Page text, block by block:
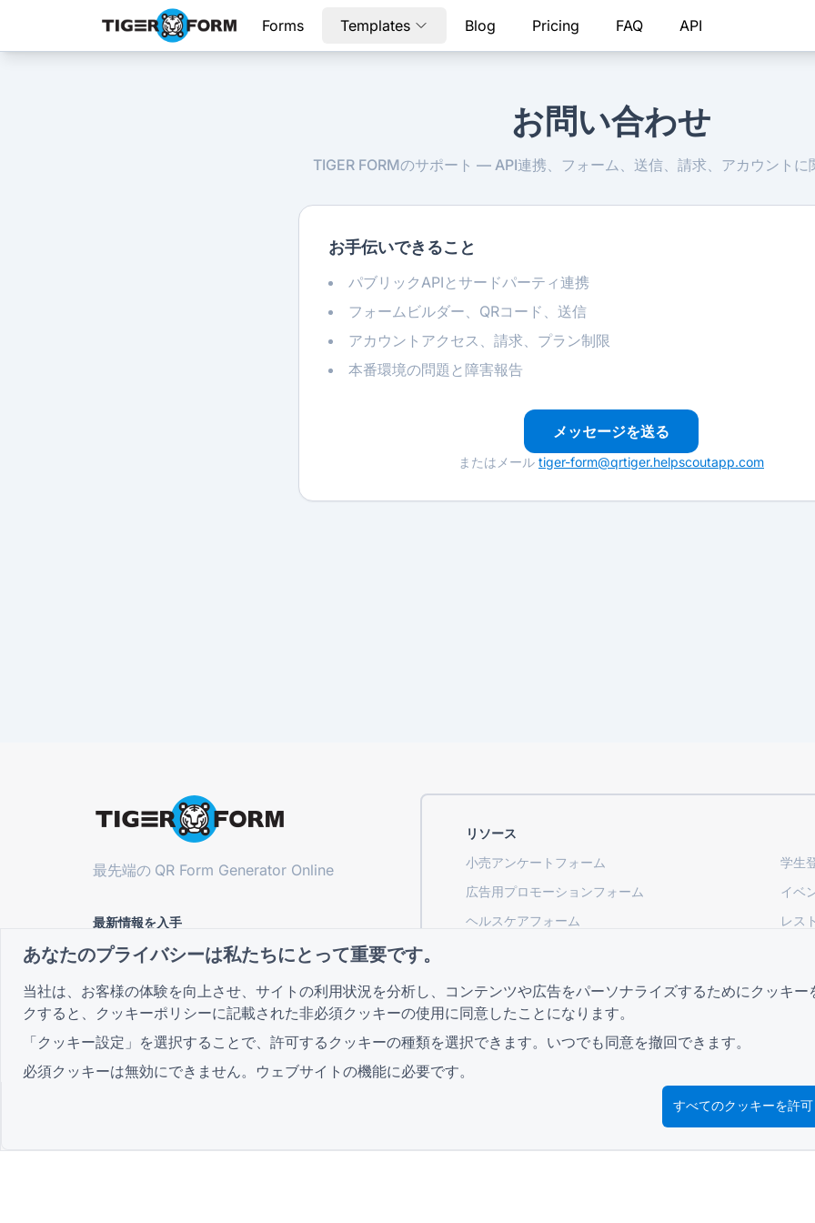
Forms Templates Blog Pricing FAQ API
お問い合わせ
TIGER FORMのサポート — API連携、フォーム、送信、請求、アカウントに
お手伝いできること
パブリックAPIとサードパーティ連携
フォームビルダー、QRコード、送信
アカウントアクセス、請求、プラン制限
本番環境の問題と障害報告
メッセージを送る
またはメール tiger-form@qrtiger.helpscoutapp.com
最先端の QR Form Generator Online
最新情報を入手
ニュースレターに登録して、プロモーショ
ン、最新情報、ヒントをいち早く入手しまし
ょう
リソース
小売アンケートフォーム
学生
広告用プロモーションフォーム
イベ
ヘルスケアフォーム
レス
コミュニティに参加する
ガイド
ヘルプセンター
私たちについて
お問い合わせ
あなたのプライバシーは私たちにとって重要です。
当社は、お客様の体験を向上させ、サイトの利用状況を分析し、コンテンツや広告をパーソナライズするためにクッキ
クすると、 クッキーポリシーに記載された非必須クッキーの使用に同意したことになります。
「クッキー設定」を選択することで、許可するクッキーの種類を選択できます。いつでも同意を撤回できます。
必須クッキーは無効にできません。ウェブサイトの機能に必要です。
すべてのクッキーを許可